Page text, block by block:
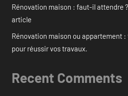
Rénovation maison : faut-il attendre
article
Rénovation maison ou appartement :
pour réussir vos travaux.
Recent Comments